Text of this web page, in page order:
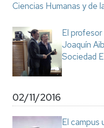
Ciencias Humanas y de
El
Joaquín
Sociedad
02/11/2016
El campus